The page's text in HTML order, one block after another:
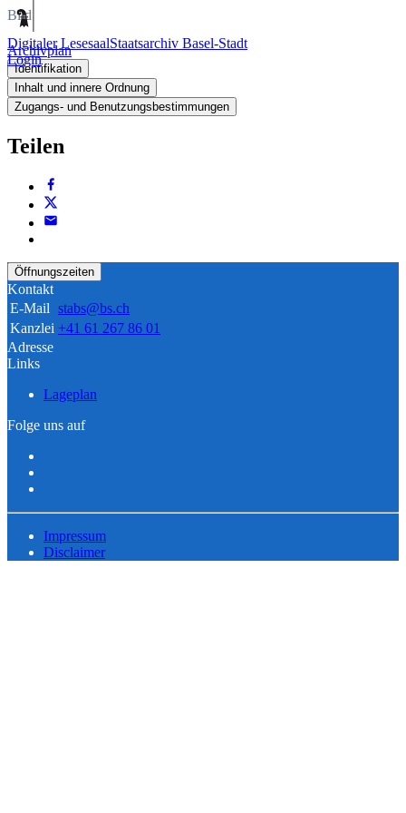
Digitaler LesesaalStaatsarchiv Basel-Stadt
Login
Bild
Archivplan
Identifikation
Inhalt und innere Ordnung
Zugangs- und Benutzungsbestimmungen
Teilen
Öffnungszeiten
Kontakt
E-Mail stabs@bs.ch
Kanzlei +41 61 267 86 01
Adresse
Links
Lageplan
Folge uns auf
Impressum
Disclaimer